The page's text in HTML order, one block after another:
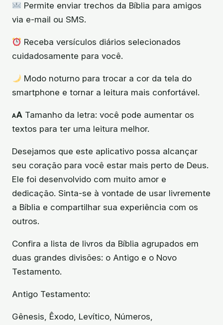
Permite enviar trechos da Bíblia para amigos
via e-mail ou SMS.
Receba versículos diários selecionados
cuidadosamente para você.
Modo noturno para trocar a cor da tela do
smartphone e tornar a leitura mais confortável.
🗚 Tamanho da letra: você pode aumentar os
textos para ter uma leitura melhor.
Desejamos que este aplicativo possa alcançar
seu coração para você estar mais perto de Deus.
Ele foi desenvolvido com muito amor e
dedicação. Sinta-se à vontade de usar livremente
a Bíblia e compartilhar sua experiência com os
outros.
Confira a lista de livros da Bíblia agrupados em
duas grandes divisões: o Antigo e o Novo
Testamento.
Antigo Testamento:
Gênesis, Êxodo, Levítico, Números,